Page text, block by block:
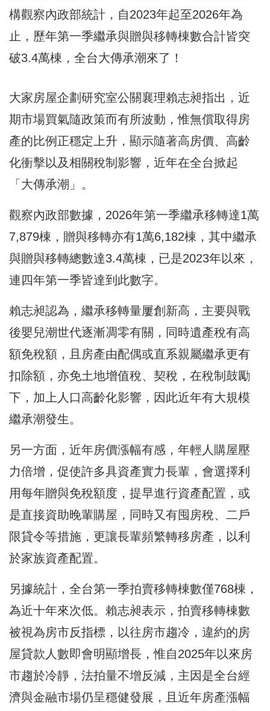
構觀察內政部統計，自2023年起至2026年為
止，歷年第一季繼承與贈與移轉棟數合計皆突
破3.4萬棟，全台大傳承潮來了！
大家房屋企劃研究室公關襄理賴志昶指出，近
期市場買氣隨政策而有所波動，惟無償取得房
產的比例正穩定上升，顯示隨著高房價、高齡
化衝擊以及相關稅制影響，近年在全台掀起
「大傳承潮」。
觀察內政部數據，2026年第一季繼承移轉達1萬
7,879棟，贈與移轉亦有1萬6,182棟，其中繼承
與贈與移轉總數達3.4萬棟，已是2023年以來，
連四年第一季皆達到此數字。
賴志昶認為，繼承移轉量屢創新高，主要與戰
後嬰兒潮世代逐漸凋零有關，同時遺產稅有高
額免稅額，且房產由配偶或直系親屬繼承更有
扣除額，亦免土地增值稅、契稅，在稅制鼓勵
下，加上人口高齡化影響，因此近年有大規模
繼承潮發生。
另一方面，近年房價漲幅有感，年輕人購屋壓
力倍增，促使許多具資產實力長輩，會選擇利
用每年贈與免稅額度，提早進行資產配置，或
是直接資助晚輩購屋，同時又有囤房稅、二戶
限貸令等措施，更讓長輩頻繁轉移房產，以利
於家族資產配置。
另據統計，全台第一季拍賣移轉棟數僅768棟，
為近十年來次低。賴志昶表示，拍賣移轉棟數
被視為房市反指標，以往房市趨冷，違約的房
屋貸款人數即會明顯增長，惟自2025年以來房
市趨於冷靜，法拍量不增反減，主因是全台經
濟與金融市場仍呈穩健發展，且近年房產漲幅